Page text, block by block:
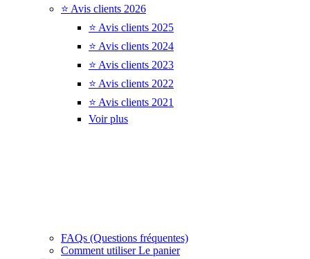
⭐ Avis clients 2026
⭐ Avis clients 2025
⭐ Avis clients 2024
⭐ Avis clients 2023
⭐ Avis clients 2022
⭐ Avis clients 2021
Voir plus
FAQs (Questions fréquentes)
Comment utiliser Le panier